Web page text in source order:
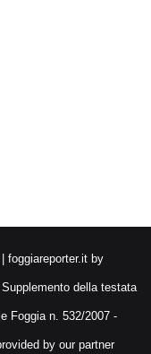
foggiareporter.it by
Supplemento della testata
Foggia n. 532/2007 -
by our partner